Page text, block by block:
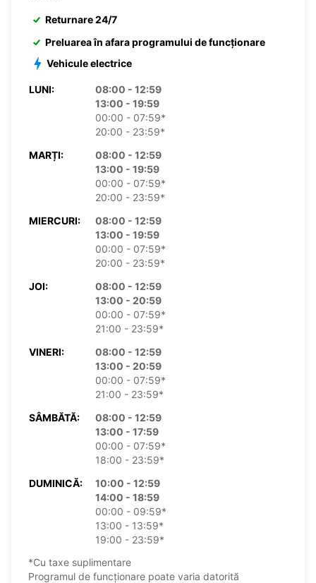
Returnare 24/7
Preluarea în afara programului de funcționare
Vehicule electrice
LUNI:
08:00 - 12:59
13:00 - 19:59
00:00 - 07:59*
20:00 - 23:59*
MARȚI:
08:00 - 12:59
13:00 - 19:59
00:00 - 07:59*
20:00 - 23:59*
MIERCURI:
08:00 - 12:59
13:00 - 19:59
00:00 - 07:59*
20:00 - 23:59*
JOI:
08:00 - 12:59
13:00 - 20:59
00:00 - 07:59*
21:00 - 23:59*
VINERI:
08:00 - 12:59
13:00 - 20:59
00:00 - 07:59*
21:00 - 23:59*
SÂMBĂTĂ:
08:00 - 12:59
13:00 - 17:59
00:00 - 07:59*
18:00 - 23:59*
DUMINICĂ:
10:00 - 12:59
14:00 - 18:59
00:00 - 09:59*
13:00 - 13:59*
19:00 - 23:59*
*Cu taxe suplimentare
Programul de funcționare poate varia datorită